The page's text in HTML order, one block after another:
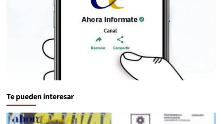
Te pueden interesar